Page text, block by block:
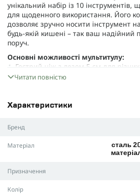
унікальний набір із 10 інструментів,
для щоденного використання. Його
дозволяє зручно носити інструмент
будь-якій кишені – так ваш надійний
поруч.
Основні можливості мультитулу:
Гострий ніж з лезом 5 см для
потреб
Відкривачка для пляшок і
Напилок по металу для точних
Аварійний молоток для швидкого
Ключ для виймання SIM-карти
Тримач для телефону в
Читати повністю
Характеристики
Бренд
Матеріал
сталь
Призначення
Колір